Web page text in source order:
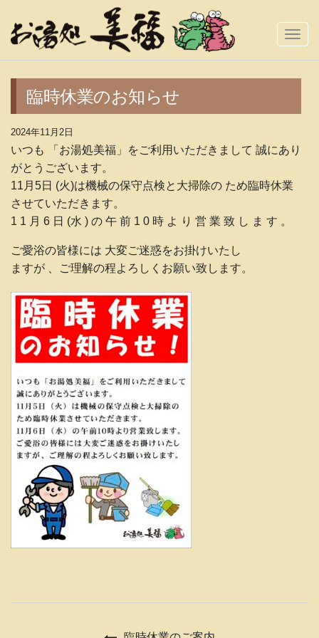
臨時休業のお知らせ
2024年11月2日
いつも 「お湯処美福」をご利用いただきまして 誠にあり
がとうございます。
11月5日 (火)は機械の保守点検と大掃除の ため臨時休業
させていただきます。
1 1 月 6 日 (水 ) の 午 前 1 0 時 よ り 営 業 致 し ま す 。
ご愛浴の皆様には 大変ご迷惑をお掛けいたし
ますが 、ご理解の程よろしくお願い致します。